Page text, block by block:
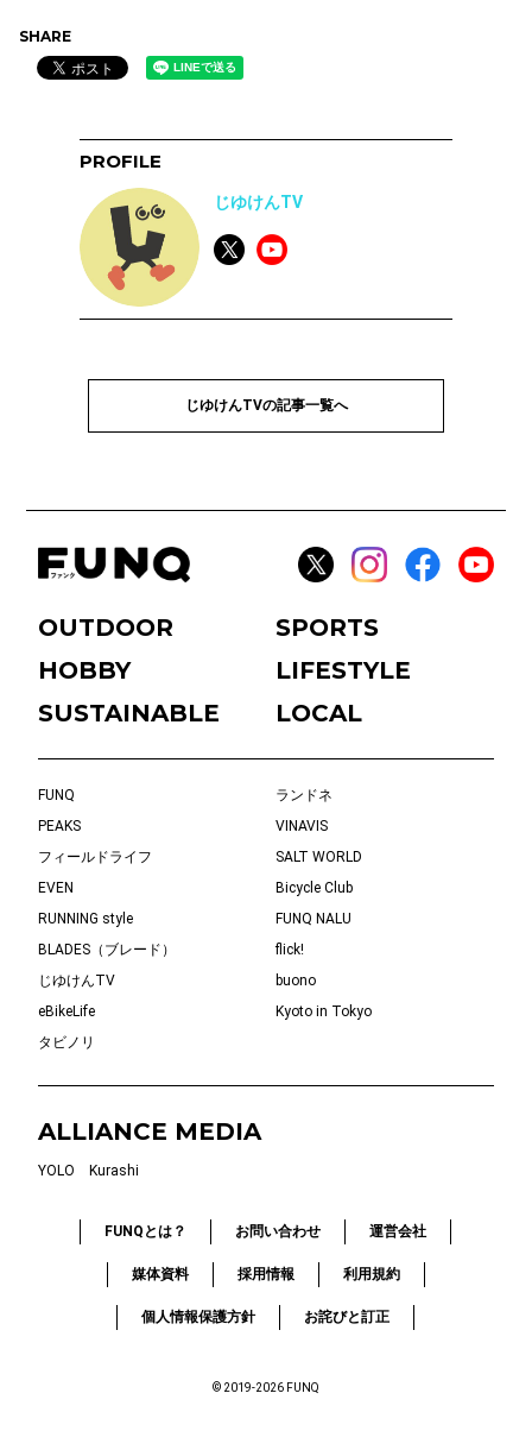
SHARE
PROFILE
じゆけんTV
じゆけんTVの記事一覧へ
OUTDOOR
SPORTS
HOBBY
LIFESTYLE
SUSTAINABLE
LOCAL
FUNQ
ランドネ
PEAKS
VINAVIS
フィールドライフ
SALT WORLD
EVEN
Bicycle Club
RUNNING style
FUNQ NALU
BLADES（ブレード）
flick!
じゆけんTV
buono
eBikeLife
Kyoto in Tokyo
タビノリ
ALLIANCE MEDIA
YOLO Kurashi
FUNQとは？ お問い合わせ 運営会社
媒体資料 採用情報 利用規約
個人情報保護方針 お詫びと訂正
© 2019-2026 FUNQ